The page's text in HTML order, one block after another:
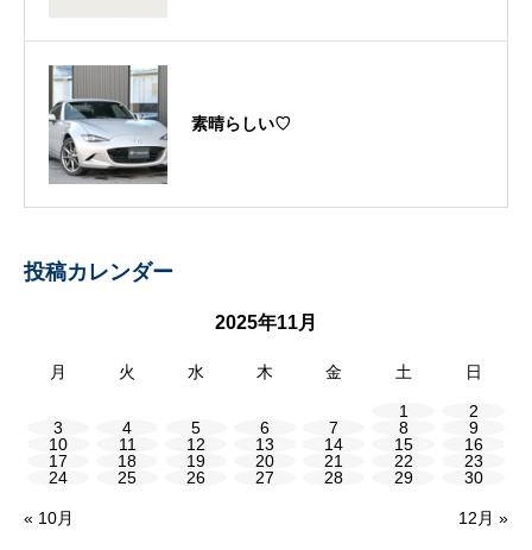
素晴らしい♡
投稿カレンダー
2025年11月
月 火 水 木 金 土 日
1
2
3
4 5 6 7 8
9
10
11 12 13 14 15
16
17
18 19 20 21 22
23
24
25 26 27 28 29 30
« 10月 12月 »